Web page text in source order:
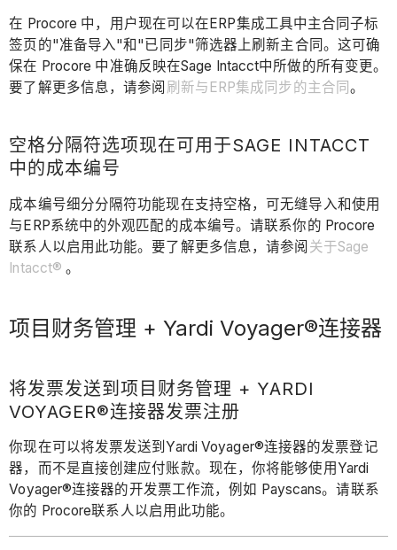
在 Procore 中，用户现在可以在ERP集成工具中主合同子标
签页的"准备导入"和"已同步"筛选器上刷新主合同。这可确
保在 Procore 中准确反映在Sage Intacct中所做的所有变更。
要了解更多信息，请参阅 刷新与ERP集成同步的主合同 。
空格分隔符选项现在可用于SAGE INTACCT
中的成本编号
成本编号细分分隔符功能现在支持空格，可无缝导入和使用
与ERP系统中的外观匹配的成本编号。请联系你的 Procore
联系人以启用此功能。要了解更多信息，请参阅 关于Sage
Intacct® 。
项目财务管理 + Yardi Voyager®连接器
将发票发送到项目财务管理 + YARDI
VOYAGER®连接器发票注册
你现在可以将发票发送到Yardi Voyager®连接器的发票登记
器，而不是直接创建应付账款。现在，你将能够使用Yardi
Voyager®连接器的开发票工作流，例如 Payscans。请联系
你的 Procore联系人以启用此功能。